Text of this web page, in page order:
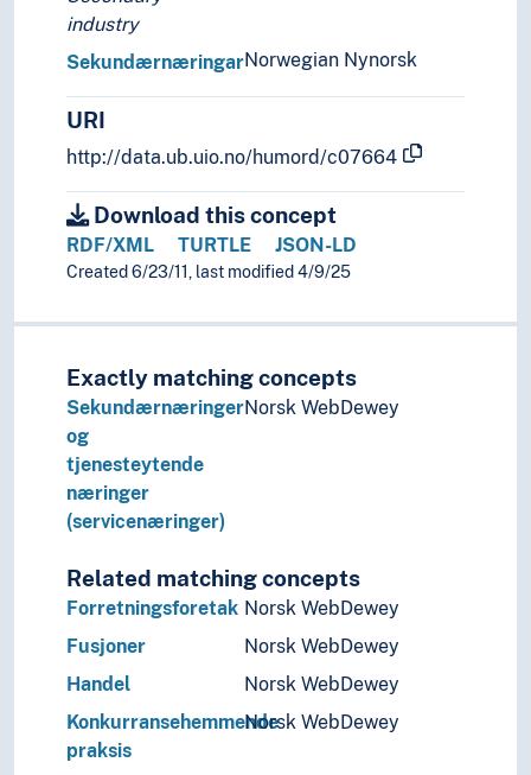
industry
Norwegian Nynorsk
Sekundærnæringar
URI
http://data.ub.uio.no/humord/c07664
Download this concept
RDF/XML TURTLE JSON-LD
Created 6/23/11, last modified 4/9/25
Exactly matching concepts
Sekundærnæringer
og
tjenesteytende
næringer
(servicenæringer)
Norsk WebDewey
Related matching concepts
Forretningsforetak Norsk WebDewey
Fusjoner
Norsk WebDewey
Handel
Norsk WebDewey
Konkurransehemmende
praksis
Norsk WebDewey